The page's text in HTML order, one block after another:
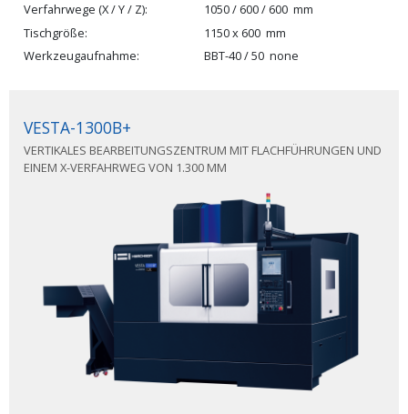
Verfahrwege (X / Y / Z)
1050 / 600 / 600 mm
Tischgröße
1150 x 600 mm
Werkzeugaufnahme
BBT-40 / 50 none
VESTA-1300B+
VERTIKALES BEARBEITUNGSZENTRUM MIT FLACHFÜHRUNGEN UND
EINEM X-VERFAHRWEG VON 1.300 MM